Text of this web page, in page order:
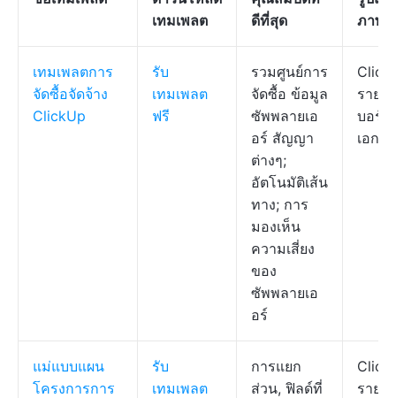
เทมเพลต
ดีที่สุด
ภาพ
เทมเพลตการ
จัดซื้อจัดจ้าง
ClickUp
รับ
เทมเพลต
ฟรี
รวมศูนย์การ
จัดซื้อ ข้อมูล
ซัพพลายเอ
อร์ สัญญา
ต่างๆ;
อัตโนมัติเส้น
ทาง; การ
มองเห็น
ความเสี่ยง
ของ
ซัพพลายเอ
อร์
รายก
บอร์ด,
เอกส
แม่แบบแผน
โครงการการ
รับ
เทมเพลต
การแยก
ส่วน, ฟิลด์ที่
รายก